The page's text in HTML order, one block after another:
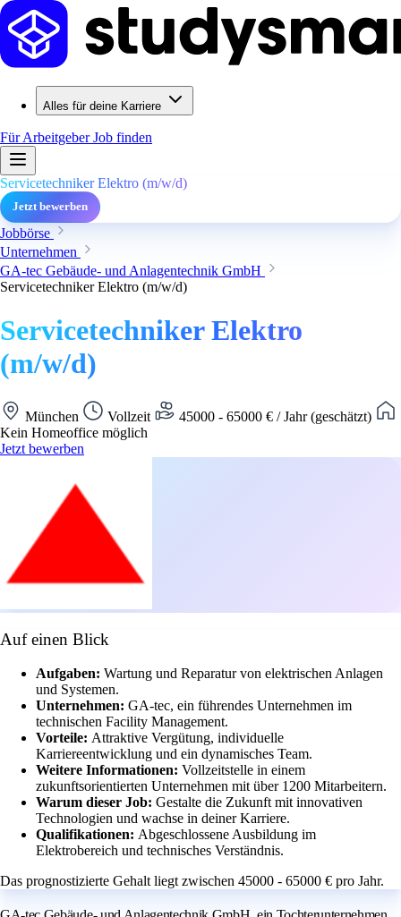
Alles für deine Karriere
Für ArbeitgeberJob finden
Servicetechniker Elektro (m/w/d)
Jetzt bewerben
Jobbörse
Unternehmen
GA-tec Gebäude- und Anlagentechnik GmbH
Servicetechniker Elektro (m/w/d)
Servicetechniker Elektro
(m/w/d)
München Vollzeit
45000 - 65000 € / Jahr (geschätzt)
Kein Homeoffice möglich
Jetzt bewerben
Auf einen Blick
Aufgaben: Wartung und Reparatur von elektrischen Anlagen
und Systemen.
Unternehmen: GA-tec, ein führendes Unternehmen im
technischen Facility Management.
Vorteile: Attraktive Vergütung, individuelle
Karriereentwicklung und ein dynamisches Team.
Weitere Informationen: Vollzeitstelle in einem
zukunftsorientierten Unternehmen mit über 1200 Mitarbeitern.
Warum dieser Job: Gestalte die Zukunft mit innovativen
Technologien und wachse in deiner Karriere.
Qualifikationen: Abgeschlossene Ausbildung im
Elektrobereich und technisches Verständnis.
Das prognostizierte Gehalt liegt zwischen 45000 - 65000 € pro Jahr.